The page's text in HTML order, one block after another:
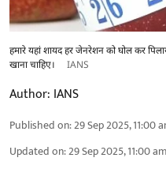
हमारे यहां शायद हर जेनरेशन को घोल कर
खाना चाहिए।
IANS
Author: IANS
Published on:29 Sep 2025, 11:00
Updated on:29 Sep 2025, 11:00 am